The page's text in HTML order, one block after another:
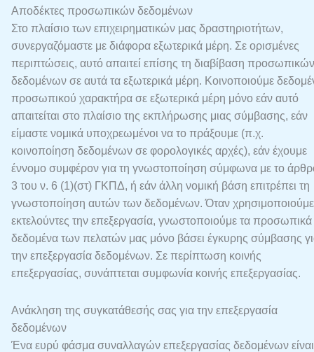
Αποδέκτες προσωπικών δεδομένων
Στο πλαίσιο των επιχειρηματικών μας δραστηριοτήτων,
συνεργαζόμαστε με διάφορα εξωτερικά μέρη. Σε ορισμένες
περιπτώσεις, αυτό απαιτεί επίσης τη διαβίβαση προσωπικών
δεδομένων σε αυτά τα εξωτερικά μέρη. Κοινοποιούμε
προσωπικού χαρακτήρα σε εξωτερικά μέρη μόνο εάν αυτό
απαιτείται στο πλαίσιο της εκπλήρωσης μιας σύμβασης, εάν
είμαστε νομικά υποχρεωμένοι να το πράξουμε (π.χ.
κοινοποίηση δεδομένων σε φορολογικές αρχές), εάν έχουμε
έννομο συμφέρον για τη γνωστοποίηση σύμφωνα με το
3 του ν. 6 (1)(στ) ΓΚΠΔ, ή εάν άλλη νομική βάση επιτρέπει τη
γνωστοποίηση αυτών των δεδομένων. Όταν χρησιμοποιούμε
εκτελούντες την επεξεργασία, γνωστοποιούμε τα προσωπικά
δεδομένα των πελατών μας μόνο βάσει έγκυρης σύμβασης
την επεξεργασία δεδομένων. Σε περίπτωση κοινής
επεξεργασίας, συνάπτεται συμφωνία κοινής επεξεργασίας.
Ανάκληση της συγκατάθεσής σας για την επεξεργασία
δεδομένων
Ένα ευρύ φάσμα συναλλαγών επεξεργασίας δεδομένων είναι